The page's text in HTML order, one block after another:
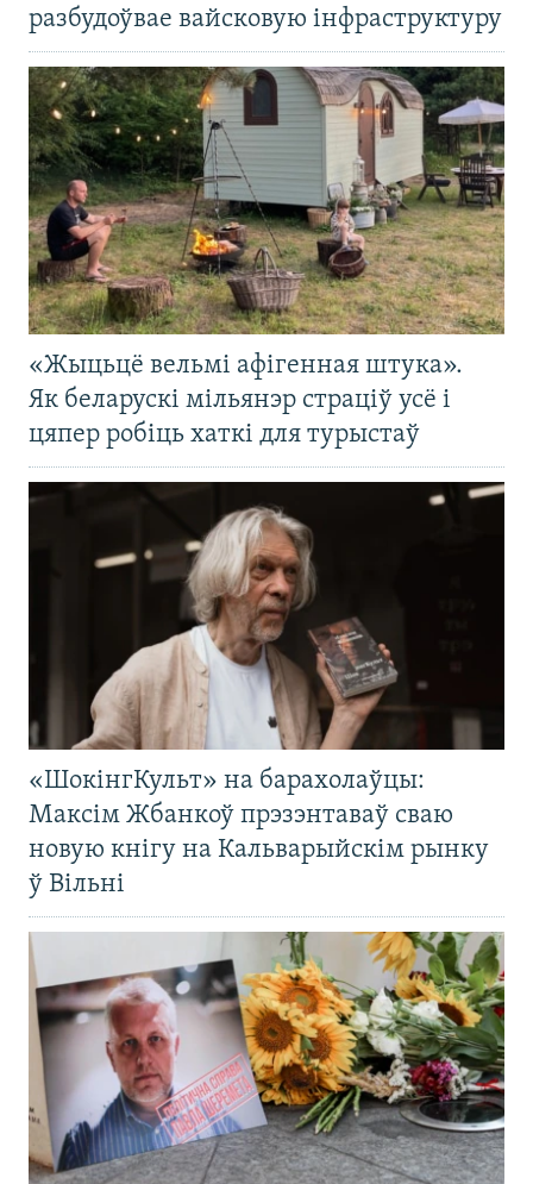
разбудоўвае вайсковую інфраструктуру
«Жыцьцё вельмі афігенная штука».
Як беларускі мільянэр страціў усё і
цяпер робіць хаткі для турыстаў
«ШокінгКульт» на барахолаўцы:
Максім Жбанкоў прэзэнтаваў сваю
новую кнігу на Кальварыйскім рынку
ў Вільні